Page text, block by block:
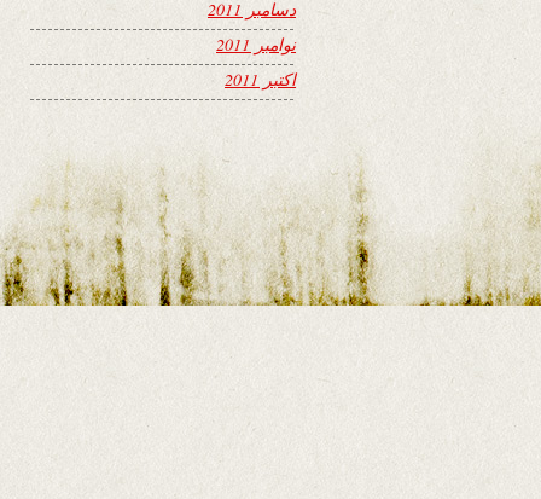
دسامبر 2011
نوامبر 2011
اکتبر 2011